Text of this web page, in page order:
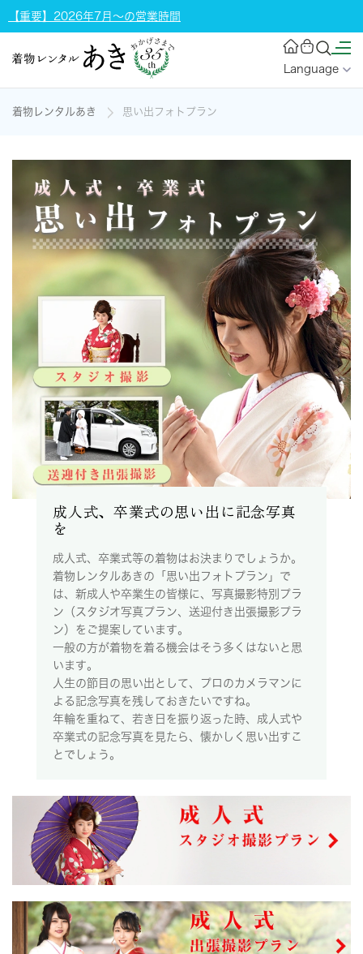
【重要】2026年7月～の営業時間
Language
着物レンタルあき 思い出フォトプラン
成人式、卒業式の思い出に記念写真
を
成人式、卒業式等の着物はお決まりでしょうか。
着物レンタルあきの「思い出フォトプラン」で
は、新成人や卒業生の皆様に、写真撮影特別プラ
ン（スタジオ写真プラン、送迎付き出張撮影プラ
ン）をご提案しています。
一般の方が着物を着る機会はそう多くはないと思
います。
人生の節目の思い出として、プロのカメラマンに
よる記念写真を残しておきたいですね。
年輪を重ねて、若き日を振り返った時、成人式や
卒業式の記念写真を見たら、懐かしく思い出すこ
とでしょう。